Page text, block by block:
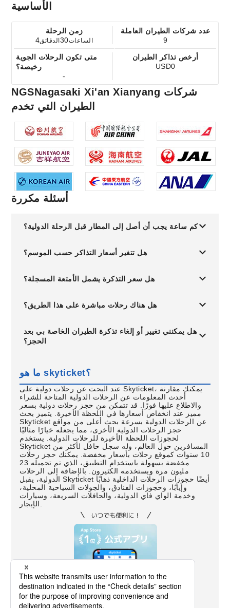
الأساسية
زمن الرحلة
4
الساعات30 الدقائق
عدد شركات الطيران العاملة
9
متى تكون الرحلات الجوية
رخيصة؟
-
أرخص تذاكر الطيران
USD0
NGSNagasaki Xi'an Xianyang شركات
الطيران التي تخدم
أسئلة مكررة
كم ساعة يجب أن أصل إلى المطار قبل الرحلة الدولية؟
هل تتغير أسعار التذاكر حسب الموسم؟
هل سعر التذكرة يشمل الأمتعة المسجلة؟
هل هناك رحلات مباشرة على هذا الطريق؟
هل يمكنني تغيير أو إلغاء تذكرة الطيران الخاصة بي بعد
الحجز؟
ما هو skyticket؟
عند البحث عن رحلات دولية على Skyticket، يمكنك مقارنة
أحدث المعلومات عن الرحلات الدولية المتاحة للشراء
والاطلاع عليها فورًا. قد تتمكن من حجز رحلات دولية بسعر
مميز عند انخفاض أسعارها في اللحظة الأخيرة. يتميز بحث
Skyticket عن الرحلات الدولية بسرعة بحث أعلى من مواقع
حجز الرحلات الدولية الأخرى، مما يجعله خيارًا مثاليًا
لحجوزات اللحظة الأخيرة للرحلات الدولية. يستخدم
Skyticket المسافرين حول العالم، وله سجل حافل لأكثر من
10 سنوات كموقع رحلات بأسعار مخفضة. يمكنك حجز رحلات
مخفضة بسهولة باستخدام التطبيق، الذي تم تحميله 23
مليون مرة ويستخدمه الكثيرون. بالإضافة إلى الرحلات
الدولية، يقبل Skyticket أيضًا حجوزات الرحلات الداخلية ذهابًا
وإيابًا، وحجوزات الفنادق، والجولات السياحية المحلية،
وخدمة الواي فاي الدولية، والحافلات السريعة، وسيارات